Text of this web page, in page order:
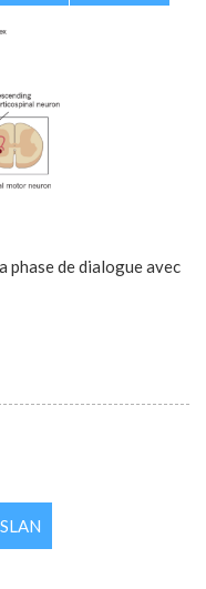
phase de dialogue avec